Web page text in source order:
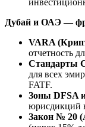
Дубай и ОАЭ —
VARA
отчетность
Стандарты
для всех
FATF.
Зоны DFSA
юрисдикций
Закон № 20